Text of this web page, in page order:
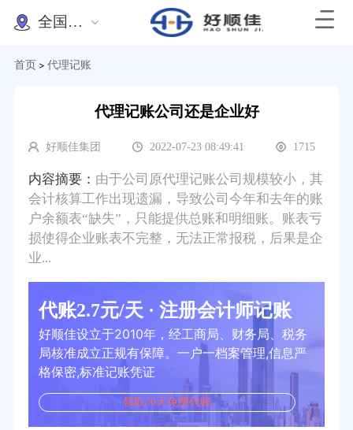
全国办理
首页 > 代理记账
代理记账公司还是企业好
好顺佳集团 2022-07-23 08:49:41 1715
内容摘要： 由于公司原代理记账公司规模较小，其
会计核算工作出现遗漏，导致公司今年和去年的账
户余额表“缺失”，只能提供总账和明细账。账表亏
损使得企业账表不完整，无法正常报税，后果是企
业...
代账2.7元/天 · 注册会计师记账
好顺佳设立于2010年，经工商局、财务局、税务
局核准成立正规有保障。一户一档案管理,信息严
格保密,标准记账凭证
领取30天免费代账